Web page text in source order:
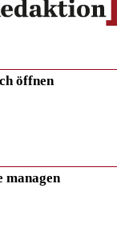
öffnen
managen